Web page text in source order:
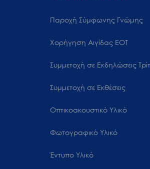
Παροχή Σύμφωνης Γνώμης
Χορήγηση Αιγίδας ΕΟΤ
Συμμετοχή σε Εκδηλώσεις
Συμμετοχή σε Εκθέσεις
Οπτικοακουστικό Υλικό
Φωτογραφικό Υλικό
Έντυπο Υλικό